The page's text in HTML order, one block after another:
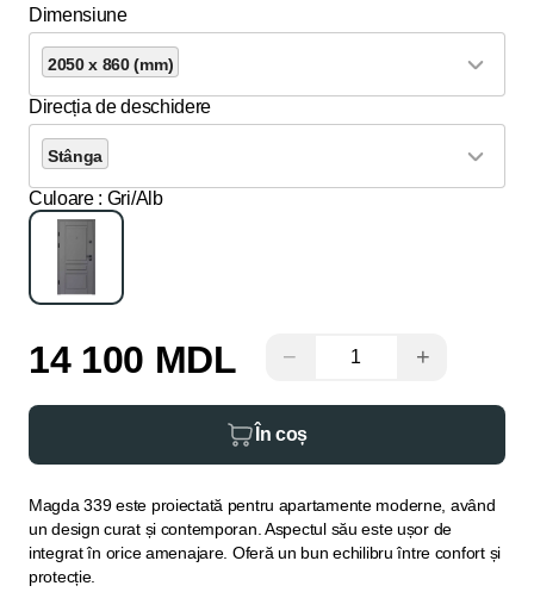
Dimensiune
2050 x 860 (mm)
Direcția de deschidere
Stânga
Culoare : Gri/Alb
14 100 MDL − +
În coș
Magda 339 este proiectată pentru apartamente moderne, având
un design curat și contemporan. Aspectul său este ușor de
integrat în orice amenajare. Oferă un bun echilibru între confort și
protecție.